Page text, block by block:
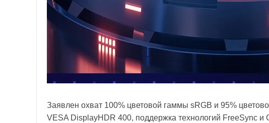
Заявлен охват 100% цветовой гаммы sRGB и 95%
VESA DisplayHDR 400, поддержка технологий FreeSync и